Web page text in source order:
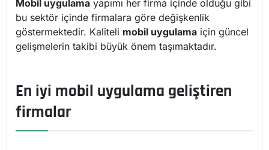
Mobil uygulama yapımı her firma içinde olduğu gibi
bu sektör içinde firmalara göre değişkenlik
göstermektedir. Kaliteli mobil uygulama için güncel
gelişmelerin takibi büyük önem taşımaktadır.
En iyi mobil uygulama geliştiren
firmalar